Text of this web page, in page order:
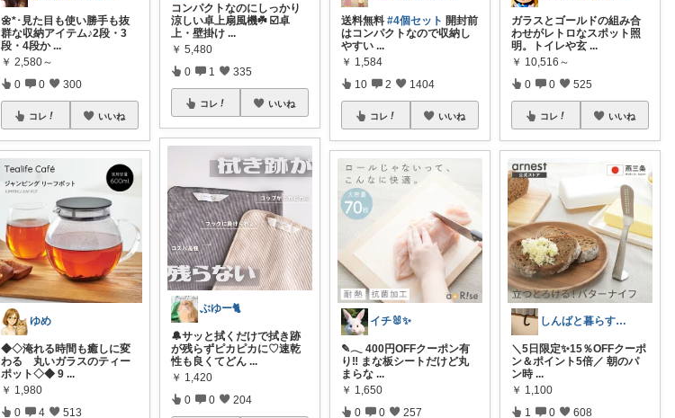
🌼*･見た目も使い勝手も抜
群な収納アイテム♪2段・3
段・4段か ...
￥ 2,580～
0 0 300
コレ いいね
ゆめ
◆◇淹れる時間も癒しに変
わる 丸いガラスのティー
ポット◇◆ 9 ...
￥ 1,980
0 4 513
コンパクトなのにしっかり
涼しい卓上扇風機☘️ ☑️卓
上・壁掛け ...
￥ 5,480
0 1 335
コレ いいね
ぶゆー🐈
🔔サッと拭くだけで拭き跡
が残らずピカピカに♡速乾
性も良くてどん ...
￥ 1,420
0 0 204
送料無料#4個セット 開封前
はコンパクトなので収納し
やすい...
￥ 1,584
10 2 1404
コレ いいね
イチ🐰✨
✎𓂃 400円OFFクーポン有
り‼ まな板シートだけど丸
まらな ...
￥ 1,650
0 0 257
ガラスとゴールドの組み合
わせがレトロなスポット照
明。トイレや玄 ...
￥ 10,516～
0 0 525
コレ いいね
しんばと暮らす日々
＼5日限定✨15％OFFクーポ
ン＆ポイント5倍／ 朝のパ
ン時 ...
￥ 1,100
1 0 608